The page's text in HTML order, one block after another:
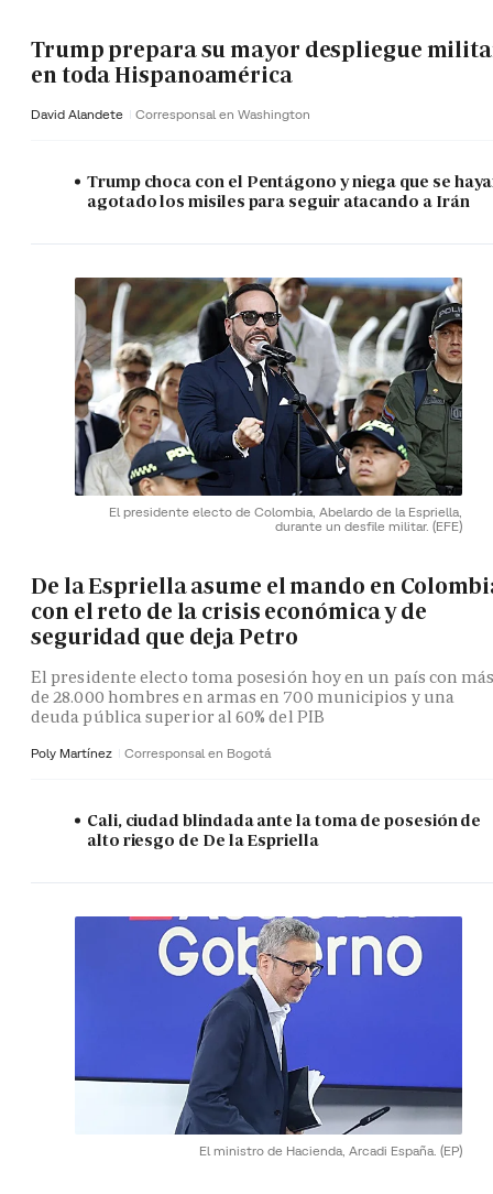
Trump prepara su mayor despliegue
en toda Hispanoamérica
David Alandete Corresponsal en Washington
Trump choca con el Pentágono y niega que se
agotado los misiles para seguir atacando a Irán
El presidente electo de Colombia, Abelardo de la Espriella,
durante un desfile militar. (EFE)
De la Espriella asume el mando en
con el reto de la crisis económica y de
seguridad que deja Petro
El presidente electo toma posesión hoy en un país con
de 28.000 hombres en armas en 700 municipios y una
deuda pública superior al 60% del PIB
Poly Martínez Corresponsal en Bogotá
Cali, ciudad blindada ante la toma de posesión de
alto riesgo de De la Espriella
El ministro de Hacienda, Arcadi España. (EP)